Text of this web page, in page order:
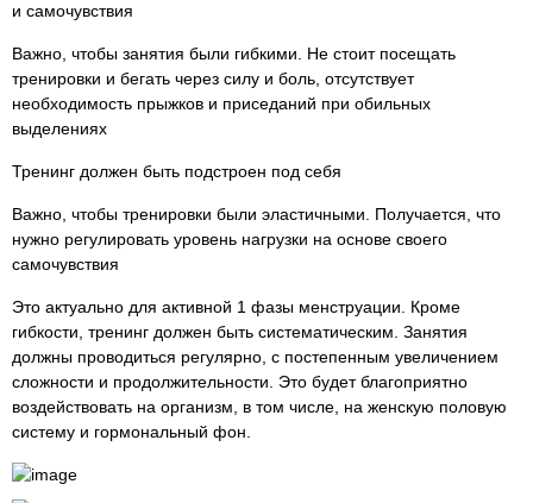
и самочувствия
Важно, чтобы занятия были гибкими. Не стоит посещать
тренировки и бегать через силу и боль, отсутствует
необходимость прыжков и приседаний при обильных
выделениях
Тренинг должен быть подстроен под себя
Важно, чтобы тренировки были эластичными. Получается, что
нужно регулировать уровень нагрузки на основе своего
самочувствия
Это актуально для активной 1 фазы менструации. Кроме
гибкости, тренинг должен быть систематическим. Занятия
должны проводиться регулярно, с постепенным увеличением
сложности и продолжительности. Это будет благоприятно
воздействовать на организм, в том числе, на женскую половую
систему и гормональный фон.